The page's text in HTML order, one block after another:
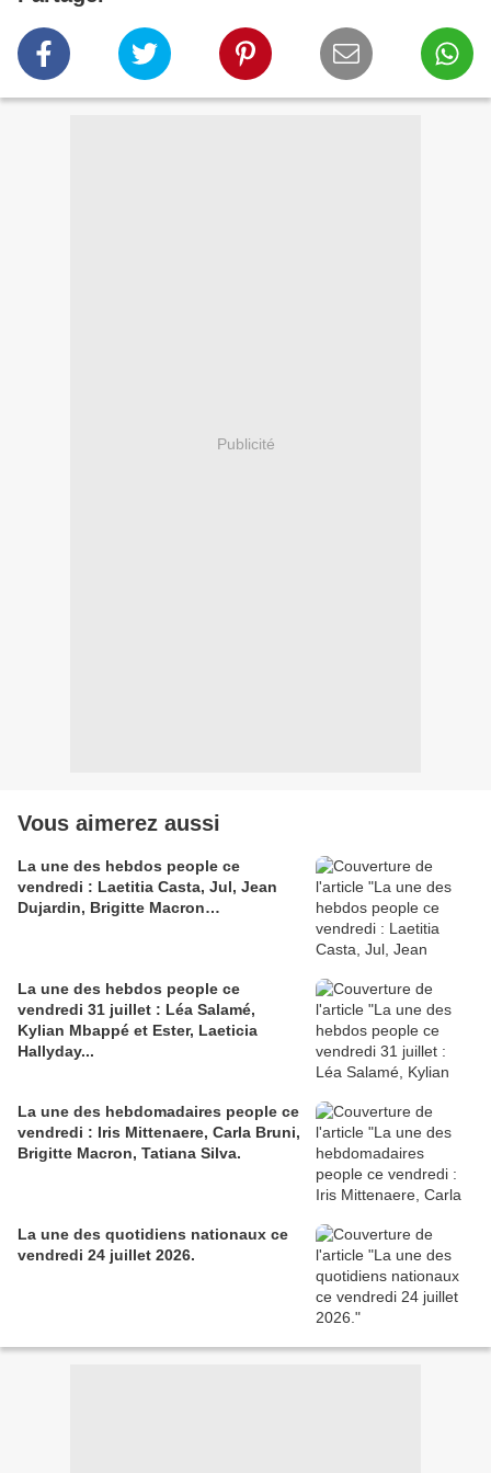
Publicité
Vous aimerez aussi
La une des hebdos people ce
vendredi : Laetitia Casta, Jul, Jean
Dujardin, Brigitte Macron…
La une des hebdos people ce
vendredi 31 juillet : Léa Salamé,
Kylian Mbappé et Ester, Laeticia
Hallyday...
La une des hebdomadaires people ce
vendredi : Iris Mittenaere, Carla Bruni,
Brigitte Macron, Tatiana Silva.
La une des quotidiens nationaux ce
vendredi 24 juillet 2026.